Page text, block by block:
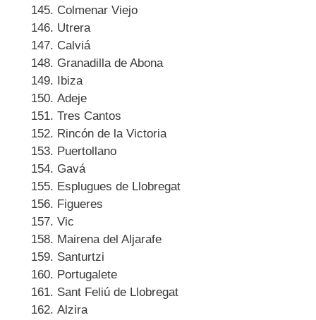
Colmenar Viejo
Utrera
Calviá
Granadilla de Abona
Ibiza
Adeje
Tres Cantos
Rincón de la Victoria
Puertollano
Gavá
Esplugues de Llobregat
Figueres
Vic
Mairena del Aljarafe
Santurtzi
Portugalete
Sant Feliú de Llobregat
Alzira